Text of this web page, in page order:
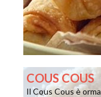
COUS COUS
Il Cous Cous è